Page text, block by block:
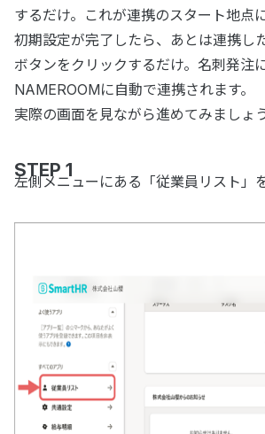
するだけ。これが連携のスタート地点に
初期設定が完了したら、あとは連携し
ボタンをクリックするだけ。名刺発注
NAMEROOMに自動で連携されます。
実際の画面を見ながら進めてみましょう
STEP 1
左側メニューにある「従業員リスト」